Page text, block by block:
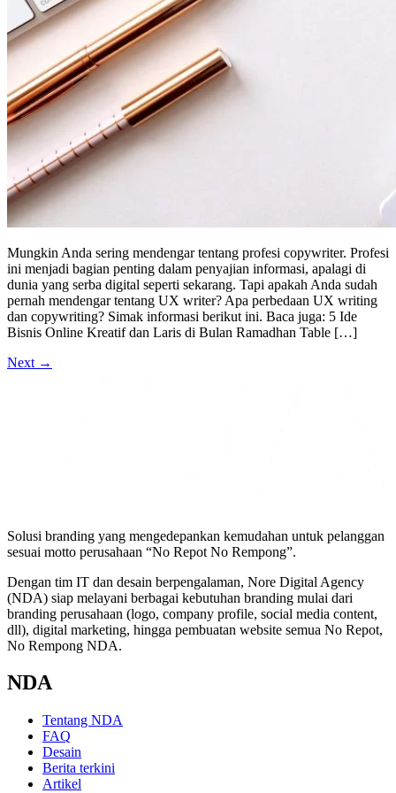
Mungkin Anda sering mendengar tentang profesi copywriter. Profesi
ini menjadi bagian penting dalam penyajian informasi, apalagi di
dunia yang serba digital seperti sekarang. Tapi apakah Anda sudah
pernah mendengar tentang UX writer? Apa perbedaan UX writing
dan copywriting? Simak informasi berikut ini. Baca juga: 5 Ide
Bisnis Online Kreatif dan Laris di Bulan Ramadhan Table […]
Next →
Solusi branding yang mengedepankan kemudahan untuk pelanggan
sesuai motto perusahaan “No Repot No Rempong”.
Dengan tim IT dan desain berpengalaman, Nore Digital Agency
(NDA) siap melayani berbagai kebutuhan branding mulai dari
branding perusahaan (logo, company profile, social media content,
dll), digital marketing, hingga pembuatan website semua No Repot,
No Rempong NDA.
NDA
Tentang NDA
FAQ
Desain
Berita terkini
Artikel